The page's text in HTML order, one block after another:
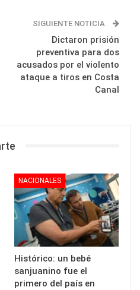
SIGUIENTE NOTICIA
Dictaron prisión
preventiva para dos
acusados por el violento
ataque a tiros en Costa
Canal
NACIONALES
Histórico: un bebé
sanjuanino fue el
primero del país en